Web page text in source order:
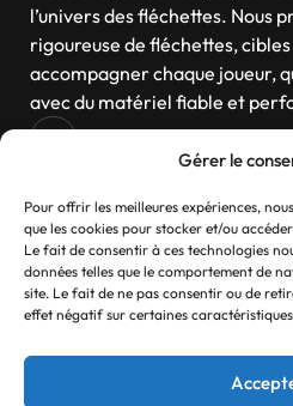
Gérer le
Pour offrir les meilleures expériences,
que les cookies pour stocker et/ou
Le fait de consentir à ces technologies
données telles que le comportement de
site. Le fait de ne pas consentir ou de
effet négatif sur certaines
l’univers des fléchettes. Nous
rigoureuse de fléchettes,
accompagner chaque joueur,
avec du matériel fiable et
Navigation
Contactez-nous